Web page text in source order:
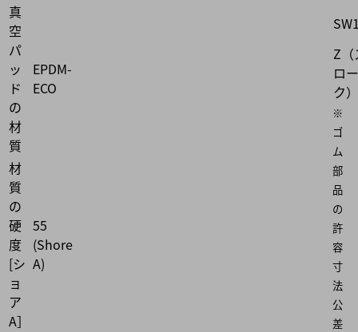
真
空
パ
ッ
ド
の
材
質
EPDM-
ECO
材
質
の
硬
度
[シ
ョ
ア
A］
55
(Shore
A)
Z（
ロー
ク）
※
ゴ
ム
部
品
の
許
容
寸
法
公
差